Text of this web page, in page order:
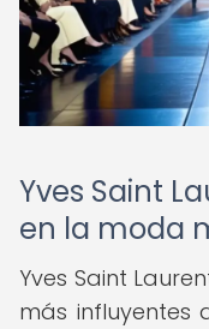
Yves Saint
en la moda
Yves Saint
más influyentes